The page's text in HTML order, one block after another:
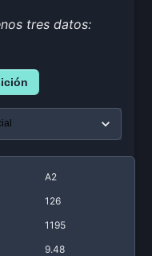
tres datos:
A2
126
1195
9.48